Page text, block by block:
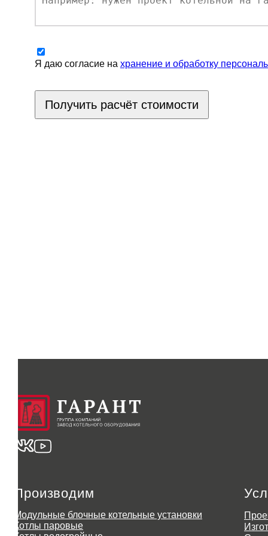
Я даю согласие на хранение и обработку
Получить расчёт стоимости
Производим
Модульные блочные котельные установки
Котлы паровые